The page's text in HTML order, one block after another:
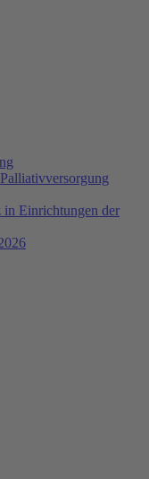
Einrichtungen der